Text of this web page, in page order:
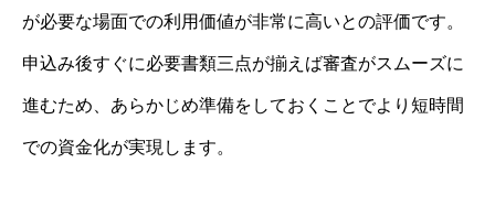
が必要な場面での利用価値が非常に高いとの評価です。
申込み後すぐに必要書類三点が揃えば審査がスムーズに
進むため、あらかじめ準備をしておくことでより短時間
での資金化が実現します。